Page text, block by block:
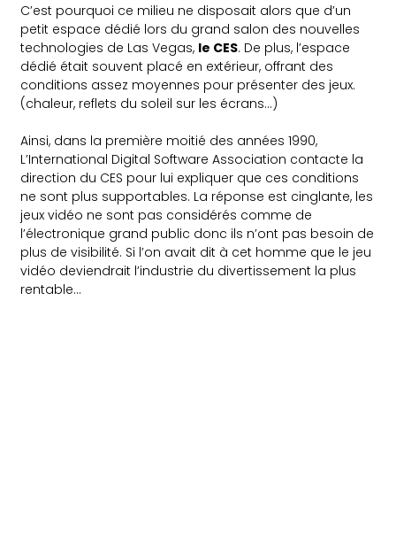
C’est pourquoi ce milieu ne disposait alors que d’un
petit espace dédié lors du grand salon des nouvelles
technologies de Las Vegas, le CES. De plus, l’espace
dédié était souvent placé en extérieur, offrant des
conditions assez moyennes pour présenter des jeux.
(chaleur, reflets du soleil sur les écrans…)
Ainsi, dans la première moitié des années 1990,
L’International Digital Software Association contacte la
direction du CES pour lui expliquer que ces conditions
ne sont plus supportables. La réponse est cinglante, les
jeux vidéo ne sont pas considérés comme de
l’électronique grand public donc ils n’ont pas besoin de
plus de visibilité. Si l’on avait dit à cet homme que le jeu
vidéo deviendrait l’industrie du divertissement la plus
rentable…